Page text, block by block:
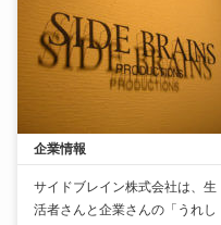
企業情報
サイドブレイン株式会社は、生
活者さんと企業さんの「うれし